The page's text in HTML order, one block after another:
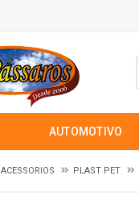
AUTOMOTIVO
ACESSORIOS PLAST PET